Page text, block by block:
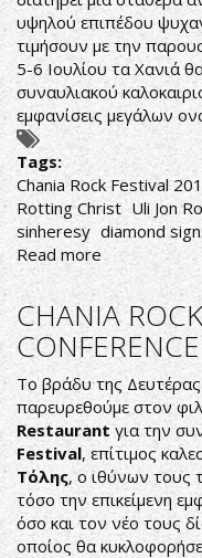
υψηλού επιπέδου
τιμήσουν με την
5-6 Ιουλίου τα Χανιά
συναυλιακού
εμφανίσεις μεγάλων
Tags:
Chania Rock Festival
Rotting Christ Uli Jon
sinheresy diamond
Read more about
CHANIA
ROCK
FESTIVAL:
10
ΛΟΓΟΙ
ΓΙΑ
ΝΑ
ΕΙΣΑΙ
ΕΚΕΙ!
CHANIA
CONFERENCE
Το βράδυ της
παρευρεθούμε στον
Restaurantγια την
Festival, επίτιμος
Τόλης, ο ιθύνων τους
τόσο την επικείμενη
όσο και τον νέο τους
οποίος θα